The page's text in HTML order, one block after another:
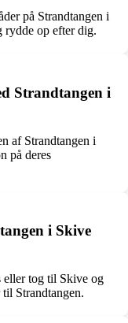
på Strandtangen i
rydde op efter dig.
Strandtangen i
af Strandtangen i
på deres
i Skive
eller tog til Skive og
Strandtangen.